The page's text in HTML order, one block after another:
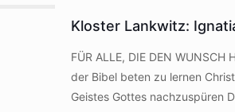
Kloster Lankwitz:
FÜR ALLE, DIE DEN
der Bibel beten zu lernen
Geistes Gottes nachzuspüren